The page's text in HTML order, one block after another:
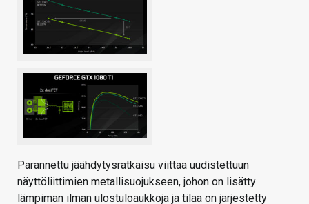
Parannettu jäähdytysratkaisu viittaa uudistettuun
näyttöliittimien metallisuojukseen, johon on lisätty
lämpimän ilman ulostuloaukkoja ja tilaa on järjestetty